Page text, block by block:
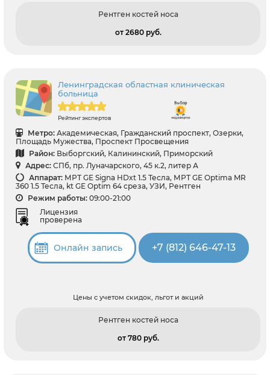
Рентген костей носа
от 2680 pуб.
Ленинградская областная клиническая
больница
Рейтинг экспертов
Метро: Академическая, Гражданский проспект, Озерки,
Площадь Мужества, Проспект Просвещения
Район: Выборгский, Калининский, Приморский
Адрес: СПб, пр. Луначарского, 45 к.2, литер А
Аппарат: МРТ GE Signa HDxt 1.5 Тесла, МРТ GE Optima MR
360 1.5 Тесла, kt GE Optim 64 среза, УЗИ, Рентген
Режим работы: 09:00-21:00
Лицензия
проверена
Онлайн запись +7 (812) 646-47-13
Цены с учетом скидок, льгот и акций
Рентген костей носа
от 780 pуб.